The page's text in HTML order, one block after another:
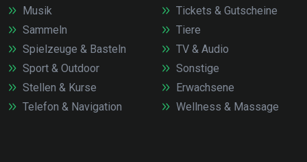
Musik
Sammeln
Spielzeuge & Basteln
Sport & Outdoor
Stellen & Kurse
Telefon & Navigation
Tickets & Gutscheine
Tiere
TV & Audio
Sonstige
Erwachsene
Wellness & Massage